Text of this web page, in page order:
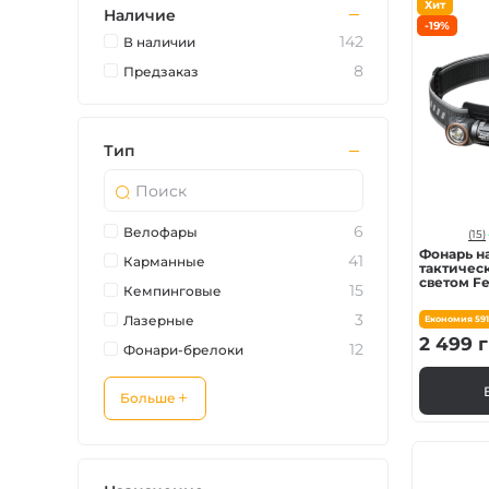
Зарядные
Аксессуары для
Хит
-19%
(15)
Фонарь
светом
Економия591
2 499
Наличие
В наличии 142
Предзаказ 8
Тип
Велофары 6
Карманные 41
Кемпинговые 15
Лазерные 3
Фонари-брелоки 12
Больше